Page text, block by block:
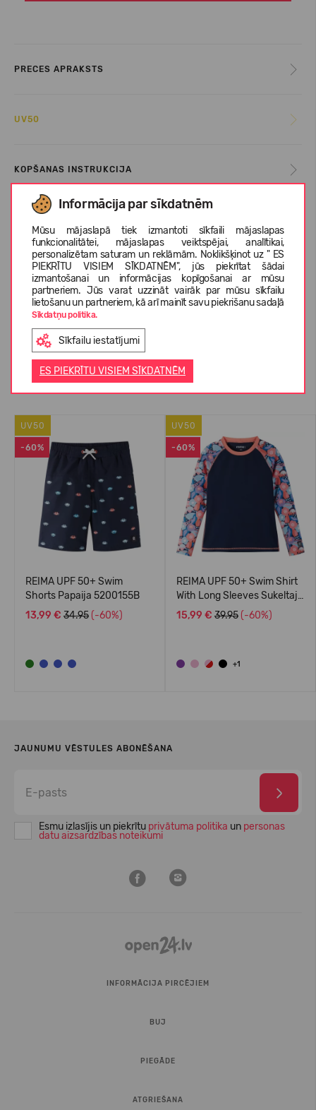
Informācija par sīkdatnēm
Mūsu mājaslapā tiek izmantoti sīkfaili mājaslapas
funkcionalitātei, mājaslapas veiktspējai, analītikai,
personalizētam saturam un reklāmām. Noklikšķinot uz " ES
PIEKRĪTU VISIEM SĪKDATNĒM", jūs piekrītat šādai
izmantošanai un informācijas kopīgošanai ar mūsu
partneriem. Jūs varat uzzināt vairāk par mūsu sīkfailu
lietošanu un partneriem, kā arī mainīt savu piekrišanu sadaļā
Sīkdatņu politika.
Sīkfailu iestatījumi
ES PIEKRĪTU VISIEM SĪKDATNĒM
PRECES APRAKSTS
UV50
KOPŠANAS INSTRUKCIJA
PAR REIMA
KLIENTU ATSAUKSMES (0)
Līdzīgas preces
-60%
UV50
REIMA UPF 50+ Swim
Shorts Papaija 5200155B
13,99 € 34.95 (-60%)
-60%
UV50
REIMA UPF 50+ Swim Shirt
With Long Sleeves Sukeltaja
5200140A
15,99 € 39.95 (-60%)
+1
JAUNUMU VĒSTULES ABONĒŠANA
Esmu izlasījis un piekrītu privātuma politika un personas
datu aizsardzības noteikumi
INFORMĀCIJA PIRCĒJIEM
BUJ
PIEGĀDE
ATGRIEŠANA